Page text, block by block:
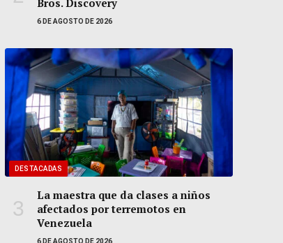
6 DE AGOSTO DE 2026
DESTACADAS
La maestra que da clases a niños
afectados por terremotos en
Venezuela
6 DE AGOSTO DE 2026